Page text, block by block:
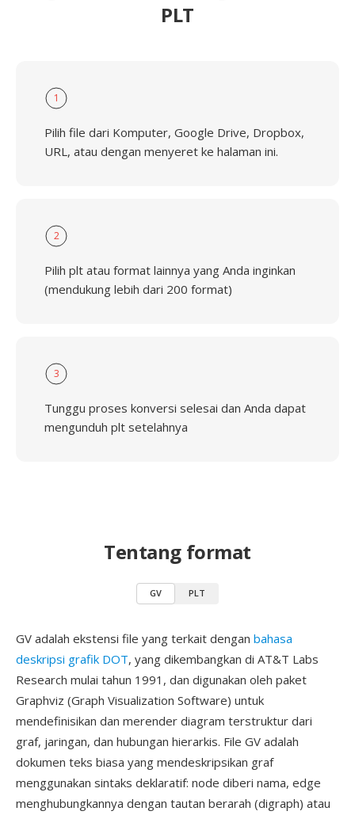
PLT
1
Pilih file dari Komputer, Google Drive, Dropbox,
URL, atau dengan menyeret ke halaman ini.
2
Pilih plt atau format lainnya yang Anda inginkan
(mendukung lebih dari 200 format)
3
Tunggu proses konversi selesai dan Anda dapat
mengunduh plt setelahnya
Tentang format
GV PLT
GV adalah ekstensi file yang terkait dengan bahasa
deskripsi grafik DOT, yang dikembangkan di AT&T Labs
Research mulai tahun 1991, dan digunakan oleh paket
Graphviz (Graph Visualization Software) untuk
mendefinisikan dan merender diagram terstruktur dari
graf, jaringan, dan hubungan hierarkis. File GV adalah
dokumen teks biasa yang mendeskripsikan graf
menggunakan sintaks deklaratif: node diberi nama, edge
menghubungkannya dengan tautan berarah (digraph) atau